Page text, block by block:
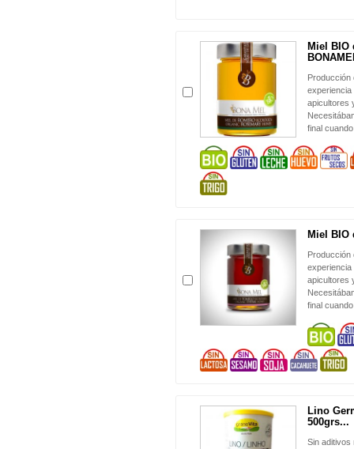
Miel BIO
Producción
experiencia
apicultores
final
Miel BIO
Producción
experiencia
apicultores
final
Lino
500grs...
Sin aditivos